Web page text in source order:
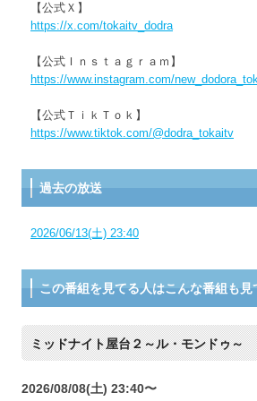
【公式Ｘ】
https://x.com/tokaitv_dodra
【公式Ｉｎｓｔａｇｒａｍ】
https://www.instagram.com/
【公式ＴｉｋＴｏｋ】
https://www.tiktok.com/@dodra_tokaitv
過去の放送
2026/06/13(土) 23:40
この番組を見てる人はこんな番組も見
ミッドナイト屋台２～ル・モンドゥ～
2026/08/08(土) 23:40〜